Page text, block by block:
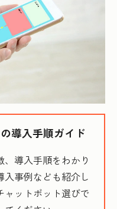
導入手順ガイド
導入手順をわかり
事例なども紹介し
ャットボット選びで